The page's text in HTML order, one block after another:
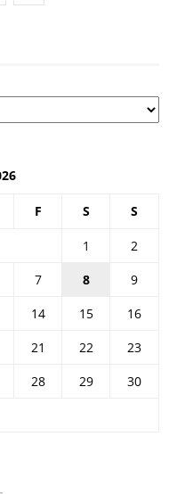
F S S
1
2
7 8
9
14 15
16
21 22
23
28 29
30